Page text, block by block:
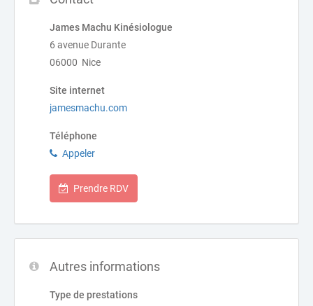
James Machu Kinésiologue
6 avenue Durante
06000 Nice
Site internet
jamesmachu.com
Téléphone
Appeler
Prendre RDV
Autres informations
Type de prestations